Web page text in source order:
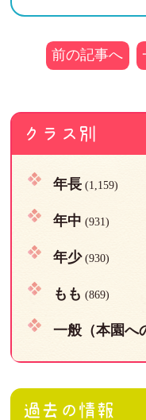
前の記事へ
クラス別
年長(1,159)
年中 (931)
年少(930)
もも (869)
一般（本園へ
過去の情報